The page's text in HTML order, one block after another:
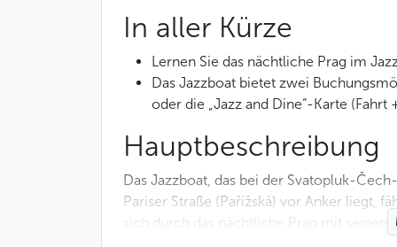
In aller Kürze
Lernen Sie das nächtliche Prag im
Das Jazzboat bietet zwei
oder die „Jazz and Dine“-Karte (Fahrt
Hauptbeschreibung
Das Jazzboat, das bei der Svatopluk-
Pariser Straße (Pařížská) vor Anker liegt,
sich durch das nächtliche Prag mit